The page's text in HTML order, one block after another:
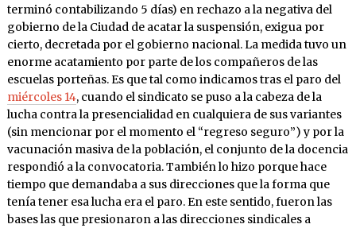
terminó contabilizando 5 días) en rechazo a la negativa del
gobierno de la Ciudad de acatar la suspensión, exigua por
cierto, decretada por el gobierno nacional. La medida tuvo un
enorme acatamiento por parte de los compañeros de las
escuelas porteñas. Es que tal como indicamos tras el paro del
miércoles 14, cuando el sindicato se puso a la cabeza de la
lucha contra la presencialidad en cualquiera de sus variantes
(sin mencionar por el momento el “regreso seguro”) y por la
vacunación masiva de la población, el conjunto de la docencia
respondió a la convocatoria. También lo hizo porque hace
tiempo que demandaba a sus direcciones que la forma que
tenía tener esa lucha era el paro. En este sentido, fueron las
bases las que presionaron a las direcciones sindicales a